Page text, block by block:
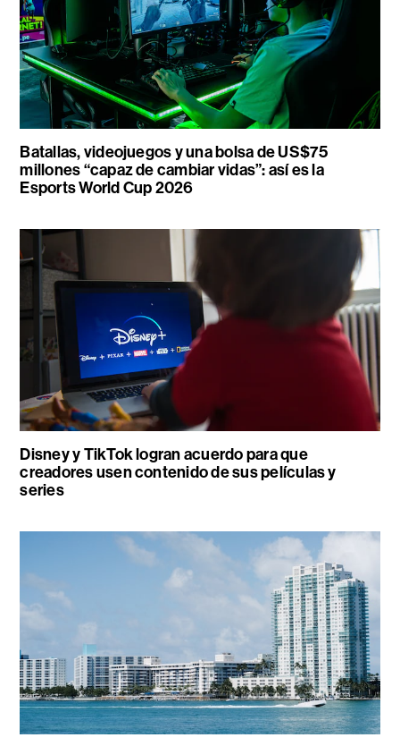
Batallas, videojuegos y una bolsa de US$75
millones “capaz de cambiar vidas”: así es la
Esports World Cup 2026
Disney y TikTok logran acuerdo para que
creadores usen contenido de sus películas y
series